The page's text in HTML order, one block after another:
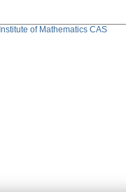
Institute of Mathematics CAS